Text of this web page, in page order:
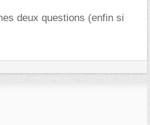
deux questions (enfin si